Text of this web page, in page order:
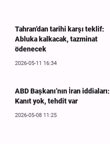
Tahran’dan tarihi karşı teklif:
Abluka kalkacak, tazminat
ödenecek
2026-05-11 16:34
ABD Başkanı’nın İran iddiaları:
Kanıt yok, tehdit var
2026-05-08 11:25